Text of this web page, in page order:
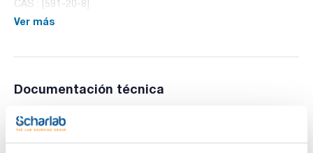
CAS : [591-20-8]
3-Bromophenol
Ver más
Documentación técnica
TDS / Ficha técnica
Regístrate para
Regístrate para